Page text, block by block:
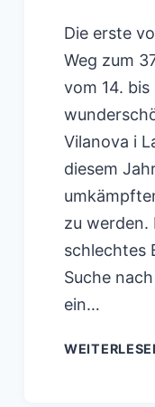
Die erste
Weg zum
vom 14. bis
Vilanova i
diesem
zu werden.
schlechtes
Suche
ein…